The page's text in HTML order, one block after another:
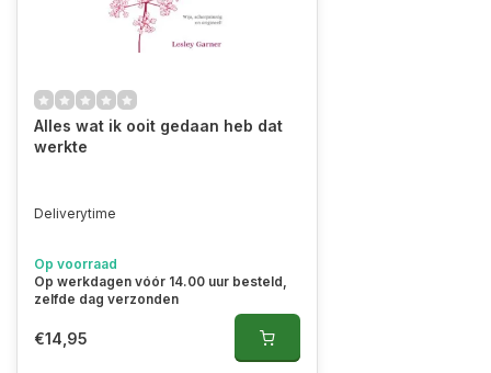
Alles wat ik ooit gedaan heb dat
werkte
Deliverytime
Op voorraad
Op werkdagen vóór 14.00 uur besteld,
zelfde dag verzonden
€14,95